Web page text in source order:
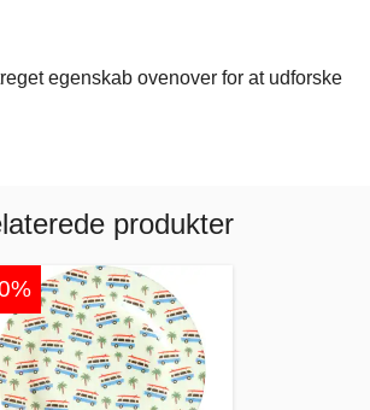
egenskab ovenover for at udforske
produkter